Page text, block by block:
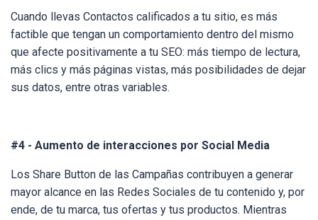
Cuando llevas Contactos calificados a tu sitio, es más
factible que tengan un comportamiento dentro del mismo
que afecte positivamente a tu SEO: más tiempo de lectura,
más clics y más páginas vistas, más posibilidades de dejar
sus datos, entre otras variables.
#4 - Aumento de interacciones por Social Media
Los Share Button de las Campañas contribuyen a generar
mayor alcance en las Redes Sociales de tu contenido y, por
ende, de tu marca, tus ofertas y tus productos. Mientras